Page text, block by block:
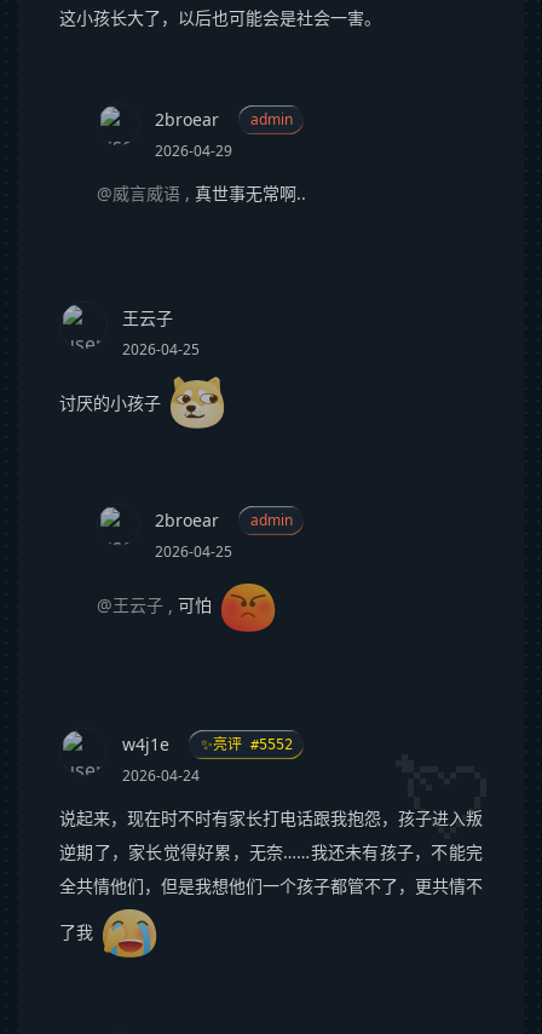
这小孩长大了，以后也可能会是社会一害。
2broear
admin
2026-04-29
@威言威语 ,真世事无常啊..
王云子
2026-04-25
讨厌的小孩子
2broear
admin
2026-04-25
@王云子 ,可怕
w4j1e ✨亮评 #5552
2026-04-24
说起来，现在时不时有家长打电话跟我抱怨，孩子进入叛
逆期了，家长觉得好累，无奈……我还未有孩子，不能完
全共情他们，但是我想他们一个孩子都管不了，更共情不
了我